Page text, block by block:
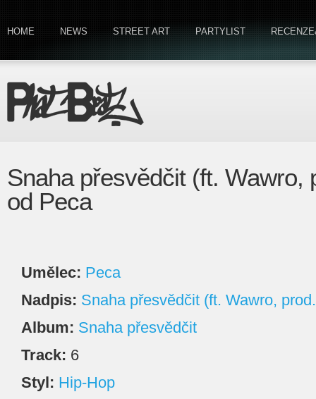
HOME NEWS STREET ART PARTYLIST
Snaha přesvědčit (ft. Wawro,
od Peca
Umělec: Peca
Nadpis: Snaha přesvědčit (ft. Wawro,
Album: Snaha přesvědčit
Track: 6
Styl: Hip-Hop